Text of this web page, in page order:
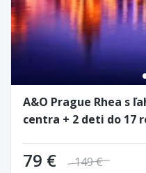
A&O Prague Rhea s
centra + 2 deti do 17
79 € 149 €